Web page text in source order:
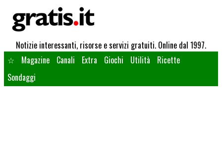
Notizie interessanti, risorse e servizi gratuiti. Online dal 1997.
☆
Magazine Canali Extra Giochi Utilità
Ricette
Sondaggi